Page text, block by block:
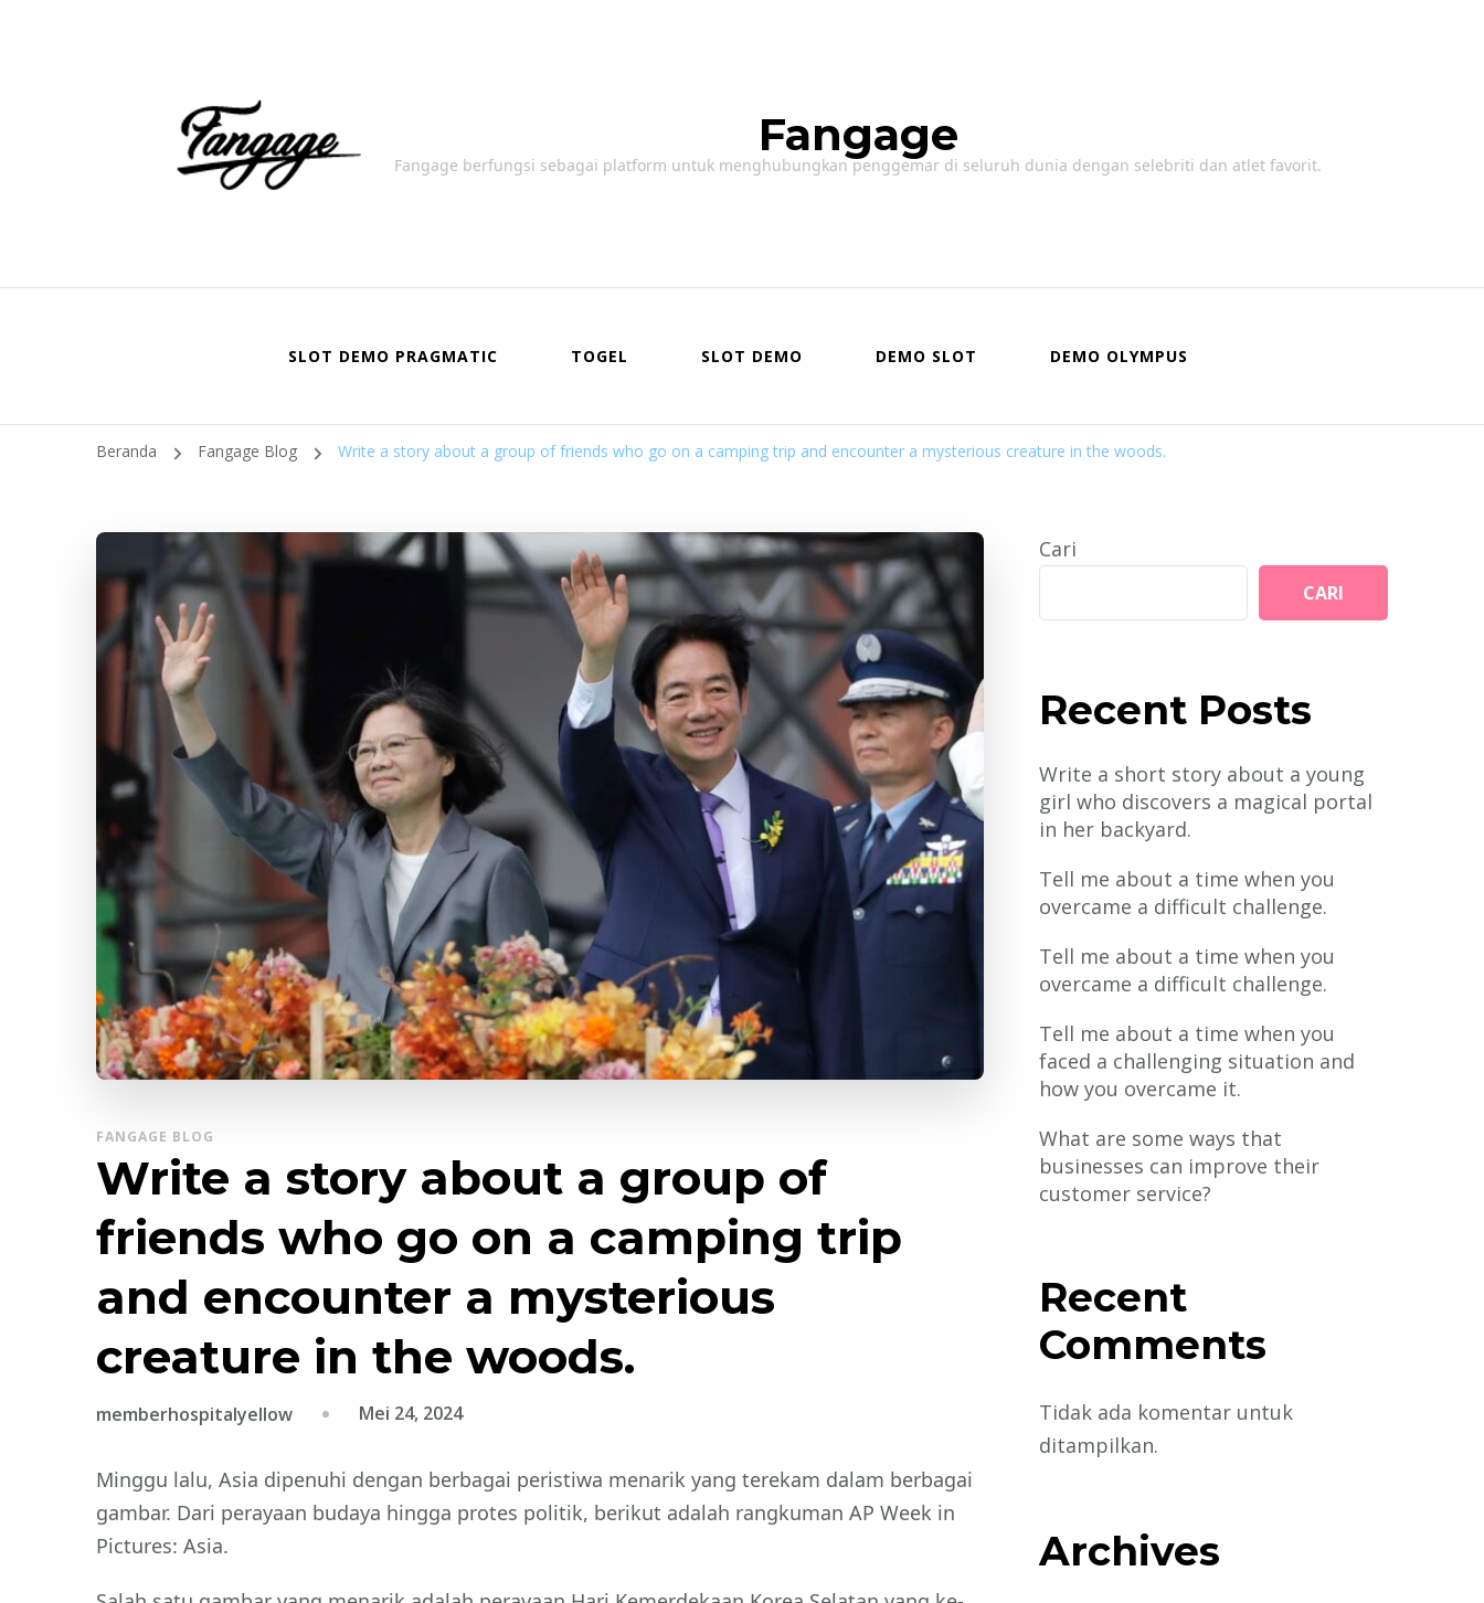
Fangage
Fangage berfungsi sebagai platform untuk menghubungkan penggemar di seluruh dunia dengan selebriti dan atlet favorit.
SLOT DEMO PRAGMATIC TOGEL SLOT DEMO DEMO SLOT DEMO OLYMPUS
Beranda Fangage Blog Write a story about a group of friends who go on a camping trip and encounter a mysterious creature in the woods.
FANGAGE BLOG
Write a story about a group of
friends who go on a camping trip
and encounter a mysterious
creature in the woods.
memberhospitalyellow Mei 24, 2024
Minggu lalu, Asia dipenuhi dengan berbagai peristiwa menarik yang terekam dalam berbagai
gambar. Dari perayaan budaya hingga protes politik, berikut adalah rangkuman AP Week in
Pictures: Asia.
Cari
CARI
Recent Posts
Write a short story about a young
girl who discovers a magical portal
in her backyard.
Tell me about a time when you
overcame a difficult challenge.
Tell me about a time when you
overcame a difficult challenge.
Tell me about a time when you
faced a challenging situation and
how you overcame it.
What are some ways that
businesses can improve their
customer service?
Recent
Comments
Tidak ada komentar untuk
ditampilkan.
Archives